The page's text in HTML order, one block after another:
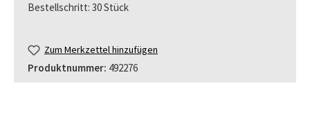
Bestellschritt: 30 Stück
Zum Merkzettel hinzufügen
Produktnummer: 492276